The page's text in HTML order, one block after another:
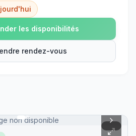
les disponibilités
rendez-vous
non disponible